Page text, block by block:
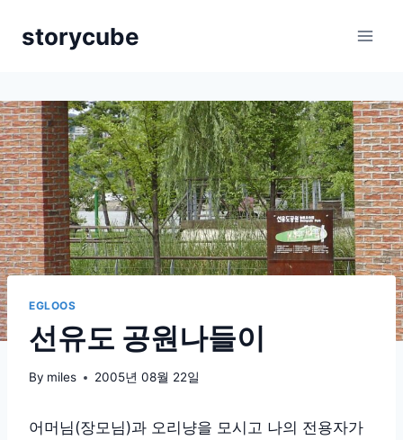
storycube
EGLOOS
선유도 공원나들이
By miles 2005년 08월 22일
어머님(장모님)과 오리냥을 모시고 나의 전용자가